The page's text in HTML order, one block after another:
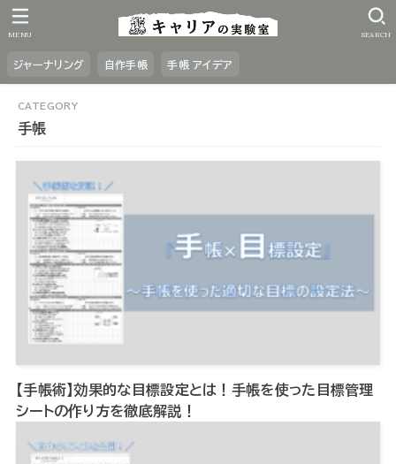
ジャーナリング 自作手帳 手帳 アイデア
SEARCH
MENU
手帳
【手帳術】効果的な目標設定とは！手帳を使った目標管理
シートの作り方を徹底解説！